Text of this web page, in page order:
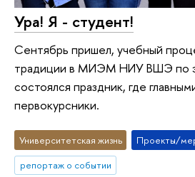
Ура! Я - студент!
Сентябрь пришел, учебный
традиции в МИЭМ НИУ ВШЭ по
состоялся праздник, где
первокурсники.
Университетская жизнь
Проекты/
репортаж о событии